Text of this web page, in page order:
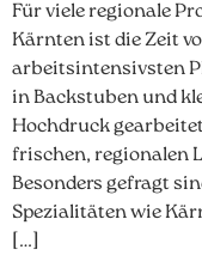
Für viele regionale
Kärnten ist die Zeit
arbeitsintensivsten
in Backstuben und
Hochdruck
frischen, regionalen
Besonders gefragt
Spezialitäten wie
[…]